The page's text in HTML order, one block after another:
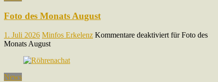
Foto des Monats August
1. Juli 2026 Minfos Erkelenz Kommentare deaktiviert für Foto des
Monats August
News